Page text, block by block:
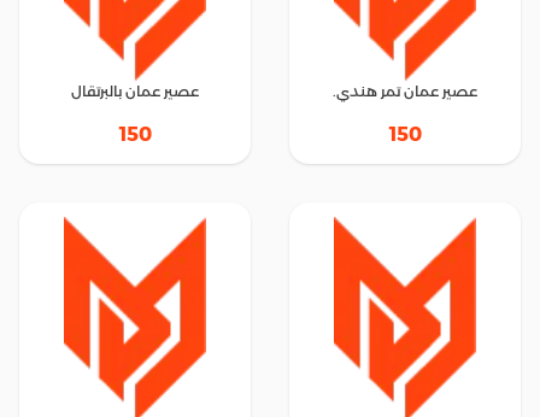
عصير عمان تمر هندي.
150
عصير عمان بالبرتقال
150